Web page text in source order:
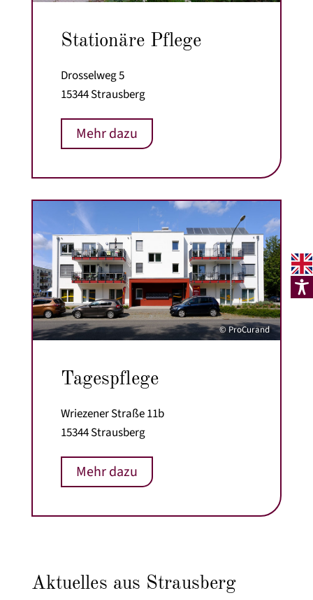
Stationäre Pflege
Drosselweg 5
15344 Strausberg
Mehr dazu
© ProCurand
Tagespflege
Wriezener Straße 11b
15344 Strausberg
Mehr dazu
Aktuelles aus Strausberg